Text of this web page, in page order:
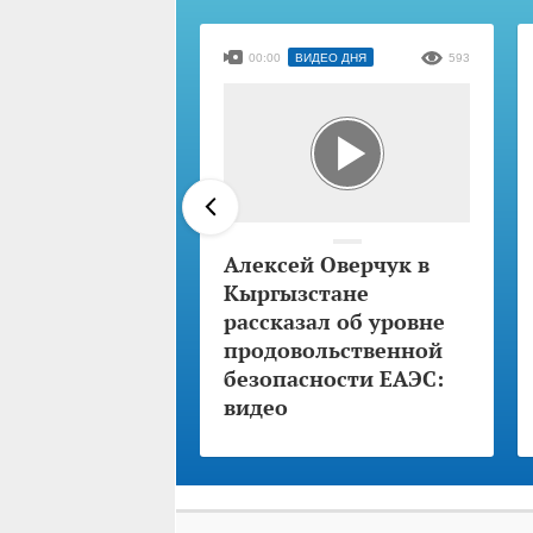
Алексей Оверчук в
Кыргызстане
рассказал об уровне
продовольственной
безопасности ЕАЭС:
видео
00:00 ВИДЕО ДНЯ 593